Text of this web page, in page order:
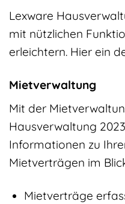
Lexware
mit nützlichen
erleichtern. Hier ein
Mietverwaltung
Mit der
Hausverwaltung
Informationen zu
Mietverträgen im
Mietverträge